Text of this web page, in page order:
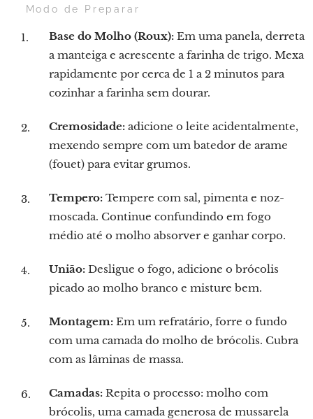
👨‍🍳 Modo de Preparar
Base do Molho (Roux): Em uma panela, derreta
a manteiga e acrescente a farinha de trigo. Mexa
rapidamente por cerca de 1 a 2 minutos para
cozinhar a farinha sem dourar.
Cremosidade: adicione o leite acidentalmente,
mexendo sempre com um batedor de arame
(fouet) para evitar grumos.
Tempero: Tempere com sal, pimenta e noz-
moscada. Continue confundindo em fogo
médio até o molho absorver e ganhar corpo.
União: Desligue o fogo, adicione o brócolis
picado ao molho branco e misture bem.
Montagem: Em um refratário, forre o fundo
com uma camada do molho de brócolis. Cubra
com as lâminas de massa.
Camadas: Repita o processo: molho com
brócolis, uma camada generosa de mussarela